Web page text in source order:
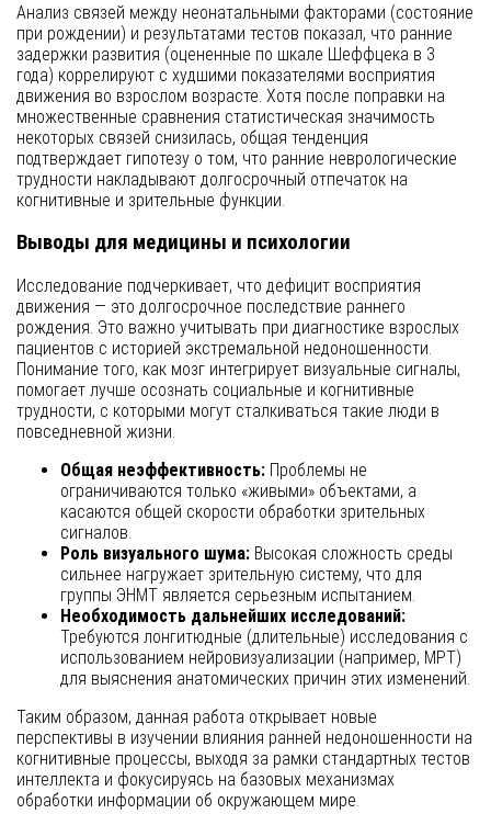
Анализ связей между неонатальными факторами (состояние
при рождении) и результатами тестов показал, что ранние
задержки развития (оцененные по шкале Шеффцека в 3
года) коррелируют с худшими показателями восприятия
движения во взрослом возрасте. Хотя после поправки на
множественные сравнения статистическая значимость
некоторых связей снизилась, общая тенденция
подтверждает гипотезу о том, что ранние неврологические
трудности накладывают долгосрочный отпечаток на
когнитивные и зрительные функции.
Выводы для медицины и психологии
Исследование подчеркивает, что дефицит восприятия
движения — это долгосрочное последствие раннего
рождения. Это важно учитывать при диагностике взрослых
пациентов с историей экстремальной недоношенности.
Понимание того, как мозг интегрирует визуальные сигналы,
помогает лучше осознать социальные и когнитивные
трудности, с которыми могут сталкиваться такие люди в
повседневной жизни.
Общая неэффективность: Проблемы не
ограничиваются только «живыми» объектами, а
касаются общей скорости обработки зрительных
сигналов.
Роль визуального шума: Высокая сложность среды
сильнее нагружает зрительную систему, что для
группы ЭНМТ является серьезным испытанием.
Необходимость дальнейших исследований:
Требуются лонгитюдные (длительные) исследования с
использованием нейровизуализации (например, МРТ)
для выяснения анатомических причин этих изменений.
Таким образом, данная работа открывает новые
перспективы в изучении влияния ранней недоношенности на
когнитивные процессы, выходя за рамки стандартных тестов
интеллекта и фокусируясь на базовых механизмах
обработки информации об окружающем мире.